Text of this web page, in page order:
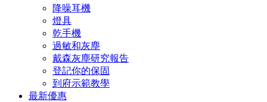
降噪耳機
燈具
乾手機
過敏和灰塵
戴森灰塵研究報告
登記你的保固
到府示範教學
最新優惠